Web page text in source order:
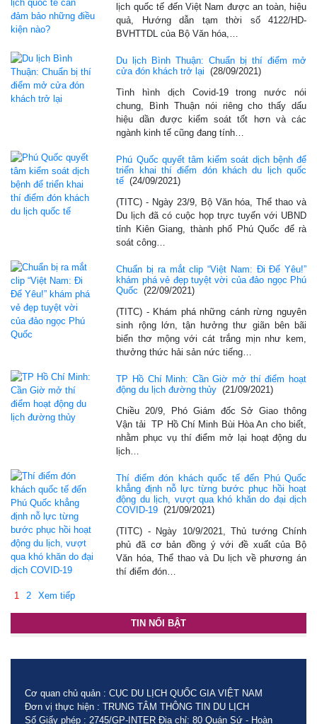
lịch quốc tế đến Việt Nam được an toàn, hiệu
quả, Hướng dẫn tạm thời số 4122/HD-
BVHTTDL của Bộ Văn hóa,…
Du lịch Bình Thuận: Chuẩn bị thí điểm mở
cửa đón khách trở lại
(28/09/2021)
Tình hình dịch Covid-19 trong nước nói
chung, Bình Thuận nói riêng cho thấy dấu
hiệu dần được kiểm soát tốt hơn và các
ngành kinh tế cũng đang tính…
Phú Quốc quyết tâm kiểm soát dịch bệnh để
triển khai thí điểm đón khách du lịch quốc
tế (24/09/2021)
(TITC) - Ngày 23/9, Bộ Văn hóa, Thể thao và
Du lịch đã có cuộc họp trực tuyến với UBND
tỉnh Kiên Giang, thành phố Phú Quốc để rà
soát công…
Chuẩn bị ra mắt clip “Việt Nam: Đi Để Yêu!”
khám phá vẻ đẹp tuyệt vời của đảo ngọc Phú
Quốc
(22/09/2021)
(TITC) - Khám phá những cánh rừng nguyên
sinh rộng lớn, tận hưởng thư giãn bên bãi
biển thơ mộng với cát trắng mịn như kem,
thưởng thức hải sản nức tiếng…
TP Hồ Chí Minh: Cần Giờ mở thí điểm hoạt
động du lịch đường thủy (21/09/2021)
Chiều 20/9, Phó Giám đốc Sở Giao thông
Vận tải TP Hồ Chí Minh Bùi Hòa An cho biết,
nhằm phục vụ thí điểm mở lại hoạt động du
lịch…
Thí điểm đón khách quốc tế đến Phú Quốc
khẳng định nỗ lực từng bước phục hồi hoạt
động du lịch, vượt qua khó khăn do đại dịch
COVID-19 (21/09/2021)
(TITC) - Ngày 10/9/2021, Thủ tướng Chính
phủ đã cơ bản đồng ý với đề xuất của Bộ
Văn hóa, Thể thao và Du lịch về phương án
thí điểm đón…
1 2 Xem tiếp
TIN NỔI BẬT
Cơ quan chủ quản : CỤC DU LỊCH QUỐC GIA VIỆT NAM
Đơn vị thực hiện : TRUNG TÂM THÔNG TIN DU LỊCH
Số Giấy phép : 2745/GP-INTER Địa chỉ: 80 Quán Sứ - Hoàn